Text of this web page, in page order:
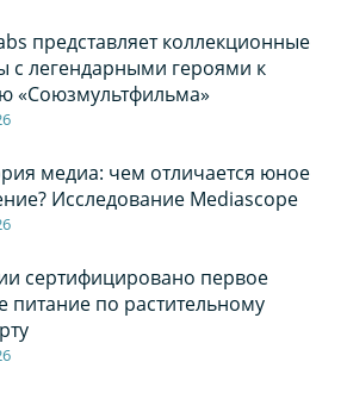
представляет коллекционные
с легендарными героями к
«Союзмультфильма»
медиа: чем отличается юное
Исследование Mediascope
сертифицировано первое
питание по растительному